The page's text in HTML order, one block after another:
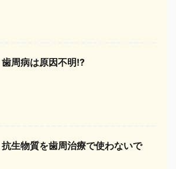
歯周病は原因不明!?
抗生物質を歯周治療で使わないで